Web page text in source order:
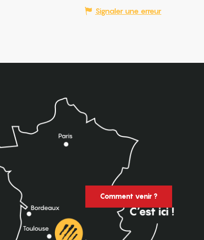
Signaler une erreur
Comment venir ?